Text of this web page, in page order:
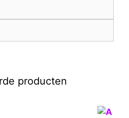
producten